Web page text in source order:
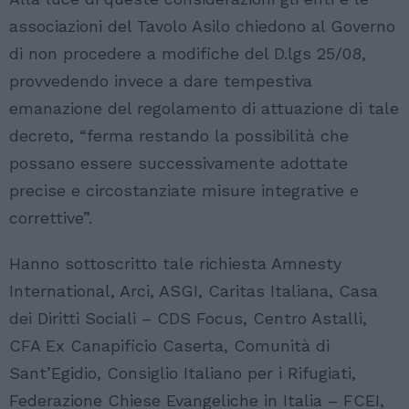
associazioni del Tavolo Asilo chiedono al Governo
di non procedere a modifiche del D.lgs 25/08,
provvedendo invece a dare tempestiva
emanazione del regolamento di attuazione di tale
decreto, “ferma restando la possibilità che
possano essere successivamente adottate
precise e circostanziate misure integrative e
correttive”.
Hanno sottoscritto tale richiesta Amnesty
International, Arci, ASGI, Caritas Italiana, Casa
dei Diritti Sociali – CDS Focus, Centro Astalli,
CFA Ex Canapificio Caserta, Comunità di
Sant’Egidio, Consiglio Italiano per i Rifugiati,
Federazione Chiese Evangeliche in Italia – FCEI,